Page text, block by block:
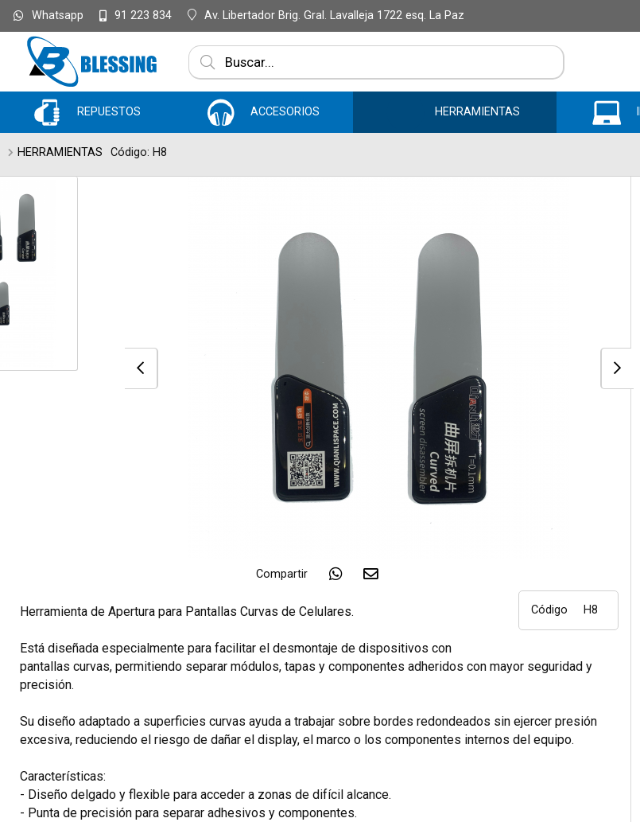
Enviar a email
Whatsapp 91 223 834 Av. Libertador Brig. Gral. Lavalleja 1722 esq. La Paz
REPUESTOS ACCESORIOS HERRAMIENTAS
HERRAMIENTAS Código: H8
Compartir
Código H8
Herramienta de Apertura para Pantallas Curvas de Celulares.
Está diseñada especialmente para facilitar el desmontaje de dispositivos con
pantallas curvas, permitiendo separar módulos, tapas y componentes adheridos con mayor seguridad y
precisión.
Su diseño adaptado a superficies curvas ayuda a trabajar sobre bordes redondeados sin ejercer presión
excesiva, reduciendo el riesgo de dañar el display, el marco o los componentes internos del equipo.
Características:
- Diseño delgado y flexible para acceder a zonas de difícil alcance.
- Punta de precisión para separar adhesivos y componentes.